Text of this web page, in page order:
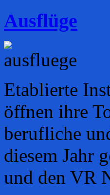
Ausflüge
Etablierte
öffnen ihre
berufliche
diesem Jahr
und den VR